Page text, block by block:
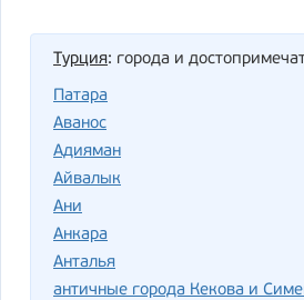
Турция: города и
Патара
Аванос
Адияман
Айвалык
Ани
Анкара
Анталья
античные города Кекова и